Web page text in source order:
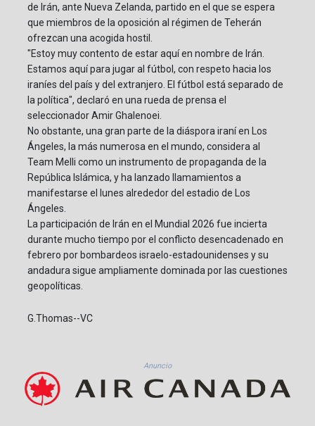
de Irán, ante Nueva Zelanda, partido en el que se espera
que miembros de la oposición al régimen de Teherán
ofrezcan una acogida hostil.
"Estoy muy contento de estar aquí en nombre de Irán.
Estamos aquí para jugar al fútbol, con respeto hacia los
iraníes del país y del extranjero. El fútbol está separado de
la política", declaró en una rueda de prensa el
seleccionador Amir Ghalenoei.
No obstante, una gran parte de la diáspora iraní en Los
Ángeles, la más numerosa en el mundo, considera al
Team Melli como un instrumento de propaganda de la
República Islámica, y ha lanzado llamamientos a
manifestarse el lunes alrededor del estadio de Los
Ángeles.
La participación de Irán en el Mundial 2026 fue incierta
durante mucho tiempo por el conflicto desencadenado en
febrero por bombardeos israelo-estadounidenses y su
andadura sigue ampliamente dominada por las cuestiones
geopolíticas.
G.Thomas--VC
Anuncio